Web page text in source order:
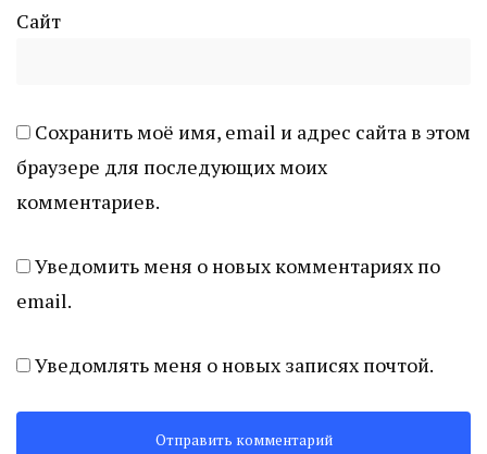
Сайт
Сохранить моё имя, email и адрес сайта в этом
браузере для последующих моих
комментариев.
Уведомить меня о новых комментариях по
email.
Уведомлять меня о новых записях почтой.